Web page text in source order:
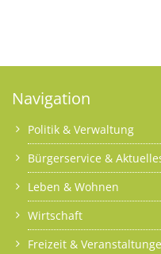
Navigation
Politik & Verwaltung
Bürgerservice &
Leben & Wohnen
Wirtschaft
Freizeit &